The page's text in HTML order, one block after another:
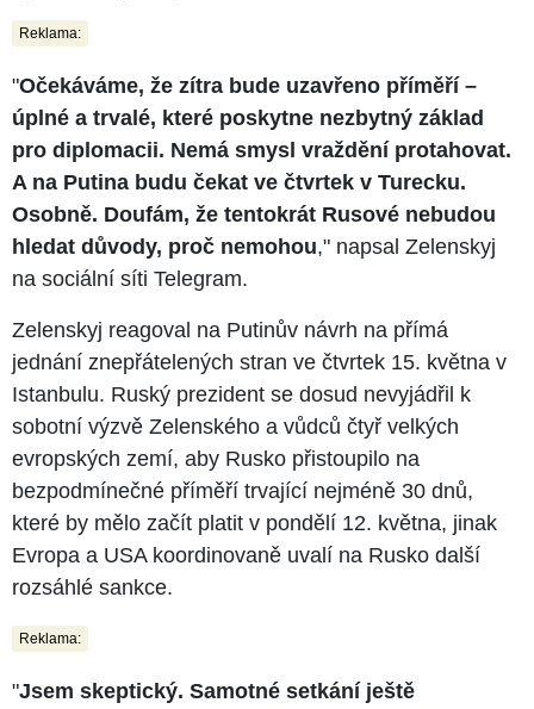
Reklama:
"Očekáváme, že zítra bude uzavřeno příměří –
úplné a trvalé, které poskytne nezbytný základ
pro diplomacii. Nemá smysl vraždění protahovat.
A na Putina budu čekat ve čtvrtek v Turecku.
Osobně. Doufám, že tentokrát Rusové nebudou
hledat důvody, proč nemohou," napsal Zelenskyj
na sociální síti Telegram.
Zelenskyj reagoval na Putinův návrh na přímá
jednání znepřátelených stran ve čtvrtek 15. května v
Istanbulu. Ruský prezident se dosud nevyjádřil k
sobotní výzvě Zelenského a vůdců čtyř velkých
evropských zemí, aby Rusko přistoupilo na
bezpodmínečné příměří trvající nejméně 30 dnů,
které by mělo začít platit v pondělí 12. května, jinak
Evropa a USA koordinovaně uvalí na Rusko další
rozsáhlé sankce.
Reklama:
"Jsem skeptický. Samotné setkání ještě